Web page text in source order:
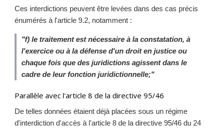
Ces interdictions peuvent être levées dans des cas précis
énumérés à l'article 9.2, notamment :
"f) le traitement est nécessaire à la constatation, à
l'exercice ou à la défense d'un droit en justice ou
chaque fois que des juridictions agissent dans le
cadre de leur fonction juridictionnelle;"
Parallèle avec l'article 8 de la directive 95/46
De telles données étaient déjà placées sous un régime
d'interdiction d'accès à l'article 8 de la directive 95/46 du 24